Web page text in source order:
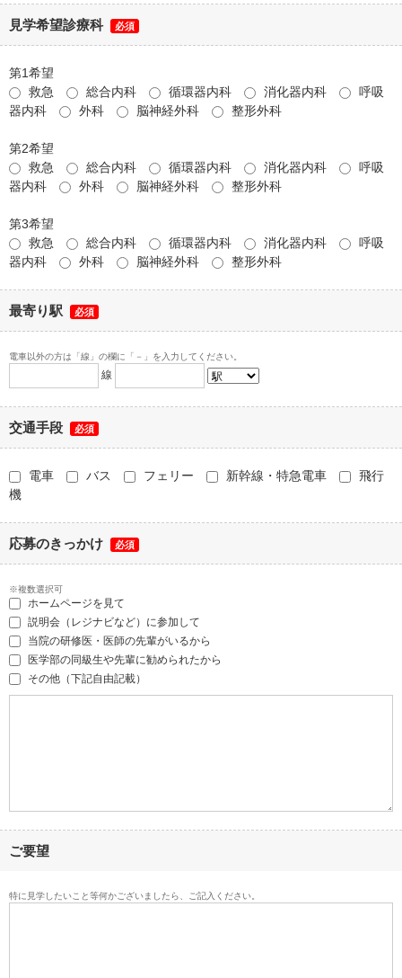
見学希望診療科 必須
第1希望
救急
総合内科 循環器内科 消化器内科
呼吸
器内科
外科 脳神経外科 整形外科
第2希望
救急
総合内科 循環器内科 消化器内科
呼吸
器内科
外科 脳神経外科 整形外科
第3希望
救急
総合内科 循環器内科 消化器内科
呼吸
器内科
外科 脳神経外科 整形外科
最寄り駅 必須
電車以外の方は「線」の欄に「－」を入力してください。
線
交通手段 必須
電車 バス フェリー 新幹線・特急電車
飛行
機
応募のきっかけ 必須
※複数選択可
ホームページを見て
説明会（レジナビなど）に参加して
当院の研修医・医師の先輩がいるから
医学部の同級生や先輩に勧められたから
その他（下記自由記載）
ご要望
特に見学したいこと等何かございましたら、ご記入ください。